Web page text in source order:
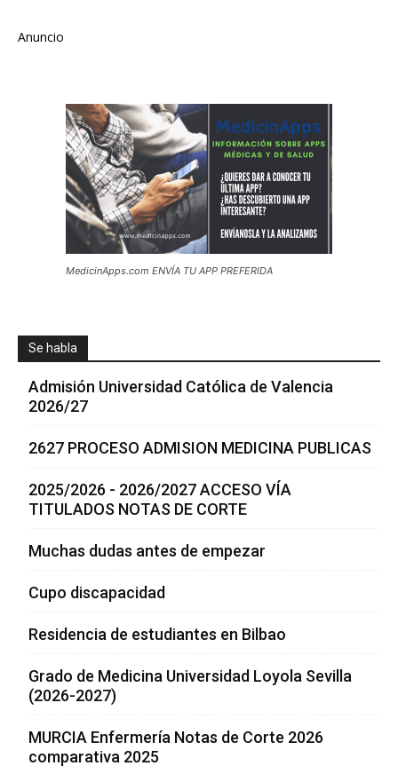
Anuncio
MedicinApps.com ENVÍA TU APP PREFERIDA
Se habla
Admisión Universidad Católica de Valencia
2026/27
2627 PROCESO ADMISION MEDICINA PUBLICAS
2025/2026 - 2026/2027 ACCESO VÍA
TITULADOS NOTAS DE CORTE
Muchas dudas antes de empezar
Cupo discapacidad
Residencia de estudiantes en Bilbao
Grado de Medicina Universidad Loyola Sevilla
(2026-2027)
MURCIA Enfermería Notas de Corte 2026
comparativa 2025